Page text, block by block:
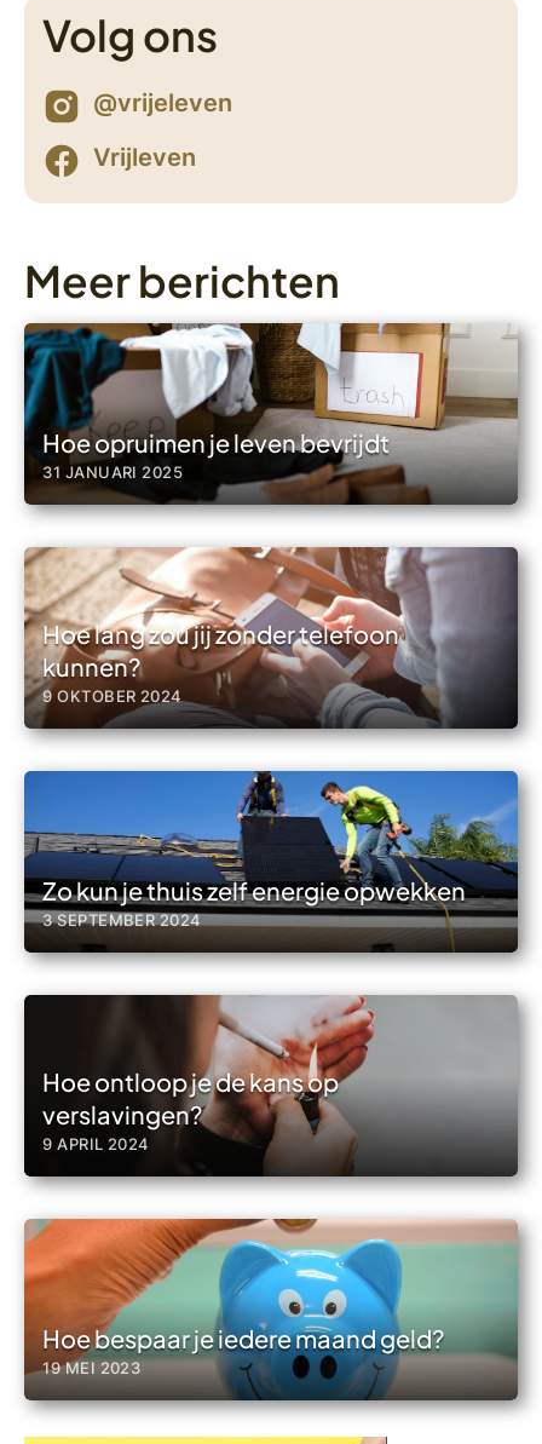
Volg ons
@vrijeleven
Vrijleven
Meer berichten
Hoe opruimen je leven bevrijdt
31 JANUARI 2025
Hoe lang zou jij zonder telefoon
kunnen?
9 OKTOBER 2024
Zo kun je thuis zelf energie opwekken
3 SEPTEMBER 2024
Hoe ontloop je de kans op
verslavingen?
9 APRIL 2024
Hoe bespaar je iedere maand geld?
19 MEI 2023